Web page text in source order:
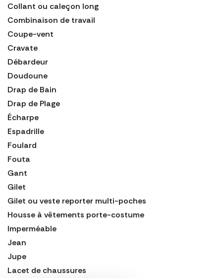
Collant ou caleçon long
Combinaison de travail
Coupe-vent
Cravate
Débardeur
Doudoune
Drap de Bain
Drap de Plage
Écharpe
Espadrille
Foulard
Fouta
Gant
Gilet
Gilet ou veste reporter multi-poches
Housse à vêtements porte-costume
Imperméable
Jean
Jupe
Lacet de chaussures